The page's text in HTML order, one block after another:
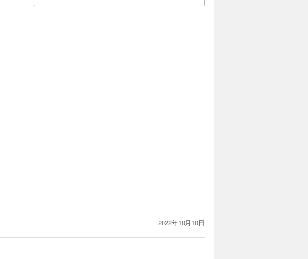
2022年10月10日